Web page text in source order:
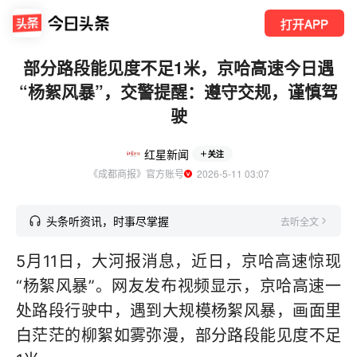
打开APP
部分路段能见度不足1米，京哈高速今日遇
“杨絮风暴”，交警提醒：遵守交规，谨慎驾
驶
红星新闻 关注
《成都商报》官方账号
  2026-5-11 03:07
头条听资讯，时事尽掌握 去听全文
5月11日，大河报消息，近日，京哈高速惊现
“杨絮风暴”。网友发布视频显示，京哈高速一
处路段行驶中，遇到大规模杨絮风暴，画面里
白茫茫的柳絮如雾弥漫，部分路段能见度不足